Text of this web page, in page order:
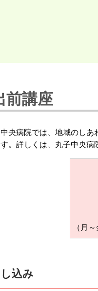
前講座
央病院では、地域のし
す。詳しくは、丸子中央病
（月
込み